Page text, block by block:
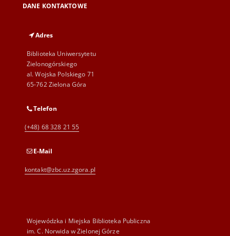
DANE KONTAKTOWE
Adres
Biblioteka Uniwersytetu
Zielonogórskiego
al. Wojska Polskiego 71
65-762 Zielona Góra
Telefon
(+48) 68 328 21 55
E-Mail
kontakt@zbc.uz.zgora.pl
Wojewódzka i Miejska Biblioteka Publiczna
im. C. Norwida w Zielonej Górze